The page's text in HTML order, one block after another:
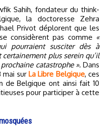
Sahih, fondateur du think-
la doctoresse Zehra
Privot déplorent que les
considèrent pas comme «
pourraient susciter dès à
plus serein qu’il
catastrophe ». Dans
sur La Libre Belgique, ces
de Belgique ont ainsi fait 10
pour participer à cette